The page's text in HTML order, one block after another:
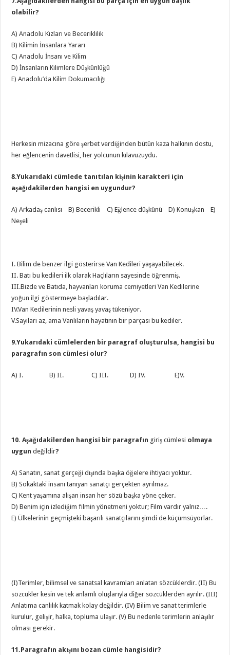
olabilir?
A) Anadolu Kızları ve Beceriklilik
B) Kilimin İnsanlara Yararı
C) Anadolu İnsanı ve Kilim
D) İnsanların Kilimlere Düşkünlüğü
E) Anadolu’da Kilim Dokumacılığı
Herkesin mizacına göre şerbet verdiğinden bütün kaza halkının dostu,
her eğlencenin davetlisi, her yolcunun kılavuzuydu.
8.Yukarıdaki cümlede tanıtılan kişinin karakteri için
aşağıdakilerden hangisi en uygundur?
A) Arkadaş canlısı B) Becerikli C) Eğlence düşkünü D) Konuşkan E)
Neşeli
I. Bilim de benzer ilgi gösterirse Van Kedileri yaşayabilecek.
II. Batı bu kedileri ilk olarak Haçlıların sayesinde öğrenmiş.
III.Bizde ve Batıda, hayvanları koruma cemiyetleri Van Kedilerine
yoğun ilgi göstermeye başladılar.
IV.Van Kedilerinin nesli yavaş yavaş tükeniyor.
V.Sayıları az, ama Vanlıların hayatının bir parçası bu kediler.
9.Yukarıdaki cümlelerden bir paragraf oluşturulsa, hangisi bu
paragrafın son cümlesi olur?
A) I. B) II. C) III. D) IV. E)V.
10. Aşağıdakilerden hangisi bir paragrafın giriş cümlesi olmaya
uygundeğildir?
A) Sanatın, sanat gerçeği dışında başka öğelere ihtiyacı yoktur.
B) Sokaktaki insanı tanıyan sanatçı gerçekten ayrılmaz.
C) Kent yaşamına alışan insan her sözü başka yöne çeker.
D) Benim için izlediğim filmin yönetmeni yoktur; Film vardır yalnız….
E) Ülkelerinin geçmişteki başarılı sanatçılarını şimdi de küçümsüyorlar.
(I)Terimler, bilimsel ve sanatsal kavramları anlatan sözcüklerdir. (II) Bu
sözcükler kesin ve tek anlamlı oluşlarıyla diğer sözcüklerden ayrılır. (III)
Anlatıma canlılık katmak kolay değildir. (IV) Bilim ve sanat terimlerle
kurulur, gelişir, halka, topluma ulaşır. (V) Bu nedenle terimlerin anlaşılır
olması gerekir.
11.Paragrafın akışını bozan cümle hangisidir?